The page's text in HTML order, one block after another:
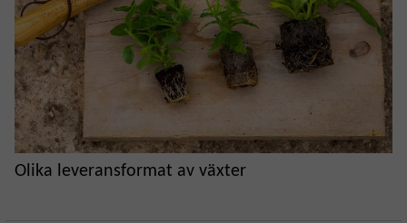
Olika leveransformat av växter